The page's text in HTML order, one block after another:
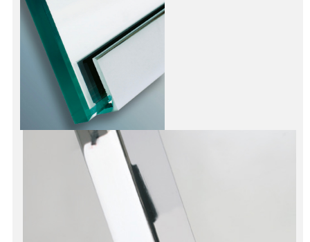
DALLE DE SOL EN VERRE
PORTE EN VERRE
GARDE CORPS EN VERRE
VERRIÈRE TYPE ATELIER
VERRES TEXTURÉS
PLEXIGLAS PMMA
DOUBLE VITRAGE
ACCESSOIRES & QUINCAILLERIE